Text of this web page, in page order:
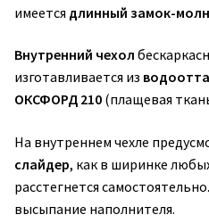
имеется длинный замок-
Внутренний чехол
изготавливается из
ОКСФОРД 210 (плащевая
На внутреннем чехле
слайдер, как в ширинке
расстегнется
высыпание наполнителя.